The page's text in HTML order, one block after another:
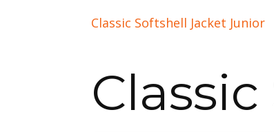
Classic Softshell Jacket Junior